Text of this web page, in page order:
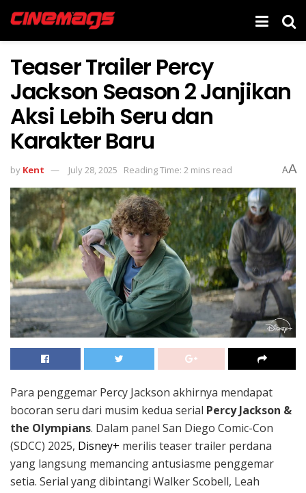
Teaser Trailer Percy
Jackson Season 2 Janjikan
Aksi Lebih Seru dan
Karakter Baru
by Kent July 28, 2025 Reading Time: 2 mins read AA
Para penggemar Percy Jackson akhirnya mendapat
bocoran seru dari musim kedua serial Percy Jackson &
the Olympians. Dalam panel San Diego Comic-Con
(SDCC) 2025, Disney+ merilis teaser trailer perdana
yang langsung memancing antusiasme penggemar
setia. Serial yang dibintangi Walker Scobell, Leah